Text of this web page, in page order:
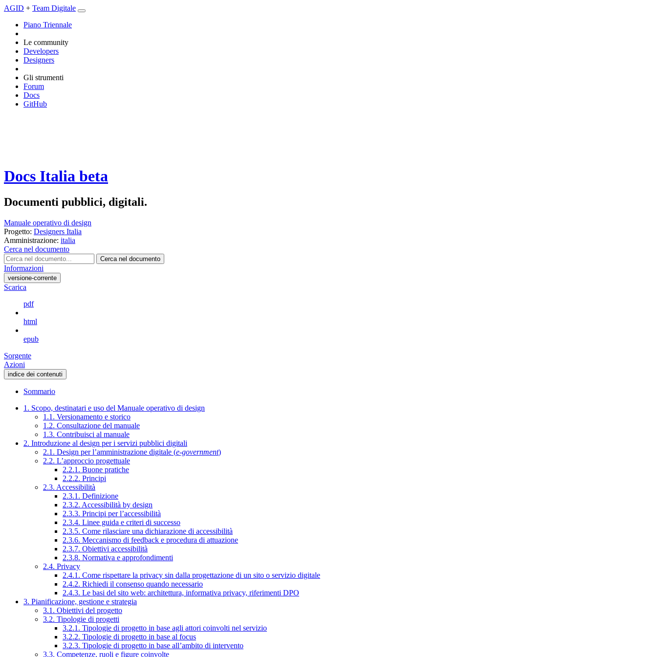
AGID + Team Digitale
Piano Triennale
Le community
Developers
Designers
Gli strumenti
Forum
Docs
GitHub
Docs Italia beta
Documenti pubblici, digitali.
Manuale operativo di design
Progetto: Designers Italia
Amministrazione: italia
Cerca nel documento
Cerca nel documento
Informazioni
versione-corrente
Scarica
pdf
html
epub
Sorgente
Azioni
indice dei contenuti
Sommario
1. Scopo, destinatari e uso del Manuale operativo di design
1.1. Versionamento e storico
1.2. Consultazione del manuale
1.3. Contribuisci al manuale
2. Introduzione al design per i servizi pubblici digitali
2.1. Design per l’amministrazione digitale (e-government)
2.2. L’approccio progettuale
2.2.1. Buone pratiche
2.2.2. Principi
2.3. Accessibilità
2.3.1. Definizione
2.3.2. Accessibilità by design
2.3.3. Principi per l’accessibilità
2.3.4. Linee guida e criteri di successo
2.3.5. Come rilasciare una dichiarazione di accessibilità
2.3.6. Meccanismo di feedback e procedura di attuazione
2.3.7. Obiettivi accessibilità
2.3.8. Normativa e approfondimenti
2.4. Privacy
2.4.1. Come rispettare la privacy sin dalla progettazione di un sito o servizio digitale
2.4.2. Richiedi il consenso quando necessario
2.4.3. Le basi del sito web: architettura, informativa privacy, riferimenti DPO
3. Pianificazione, gestione e strategia
3.1. Obiettivi del progetto
3.2. Tipologie di progetti
3.2.1. Tipologie di progetto in base agli attori coinvolti nel servizio
3.2.2. Tipologie di progetto in base al focus
3.2.3. Tipologie di progetto in base all’ambito di intervento
3.3. Competenze, ruoli e figure coinvolte